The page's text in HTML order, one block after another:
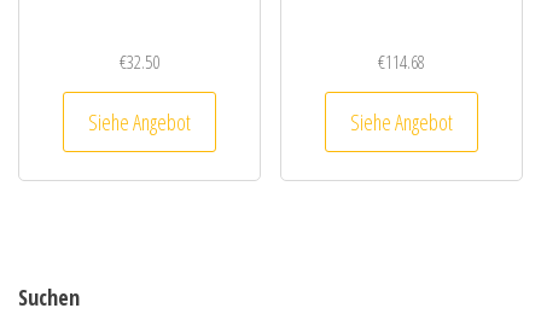
€32.50
Siehe Angebot
€114.68
Siehe Angebot
Suchen